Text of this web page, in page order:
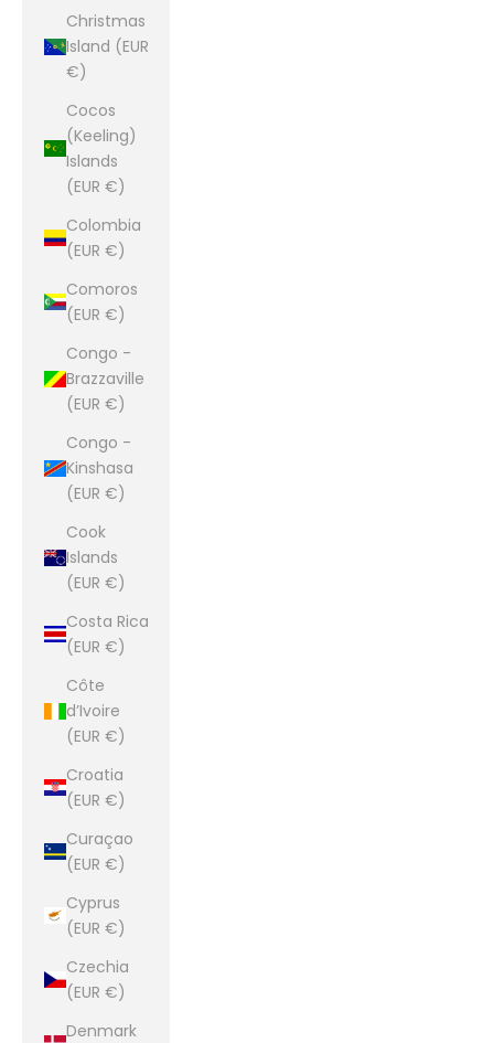
Christmas
Island (EUR
€)
Cocos
(Keeling)
Islands
(EUR €)
Colombia
(EUR €)
Comoros
(EUR €)
Congo -
Brazzaville
(EUR €)
Congo -
Kinshasa
(EUR €)
Cook
Islands
(EUR €)
Costa Rica
(EUR €)
Côte
d’Ivoire
(EUR €)
Croatia
(EUR €)
Curaçao
(EUR €)
Cyprus
(EUR €)
Czechia
(EUR €)
Denmark